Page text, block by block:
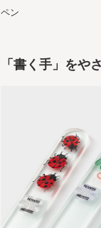
ペン
「書く手」をや